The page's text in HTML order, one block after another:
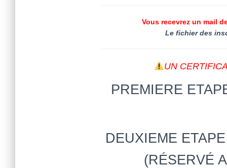
Vous recevrez un mail
Le fichier des
UN
PREMIERE
DEUXIEME
(RÉSERVÉ